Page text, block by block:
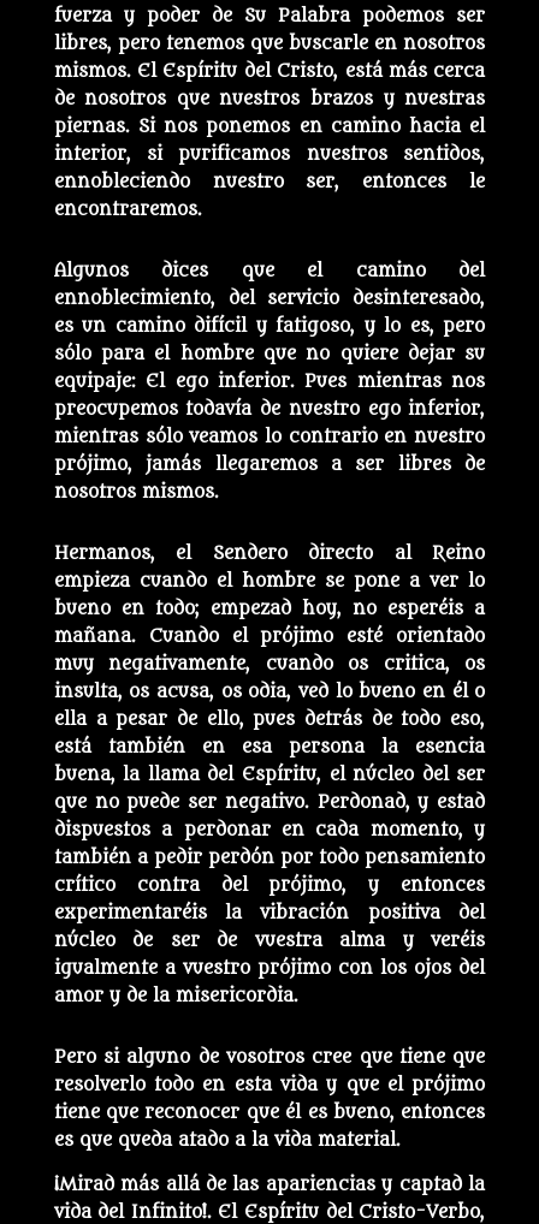
fuerza y poder de Su Palabra podemos ser
libres, pero tenemos que buscarle en nosotros
mismos. El Espíritu del Cristo, está más cerca
de nosotros que nuestros brazos y nuestras
piernas. Si nos ponemos en camino hacia el
interior, si purificamos nuestros sentidos,
ennobleciendo nuestro ser, entonces le
encontraremos.
Algunos dices que el camino del
ennoblecimiento, del servicio desinteresado,
es un camino difícil y fatigoso, y lo es, pero
sólo para el hombre que no quiere dejar su
equipaje: El ego inferior. Pues mientras nos
preocupemos todavía de nuestro ego inferior,
mientras sólo veamos lo contrario en nuestro
prójimo, jamás llegaremos a ser libres de
nosotros mismos.
Hermanos, el Sendero directo al Reino
empieza cuando el hombre se pone a ver lo
bueno en todo; empezad hoy, no esperéis a
mañana. Cuando el prójimo esté orientado
muy negativamente, cuando os critica, os
insulta, os acusa, os odia, ved lo bueno en él o
ella a pesar de ello, pues detrás de todo eso,
está también en esa persona la esencia
buena, la llama del Espíritu, el núcleo del ser
que no puede ser negativo. Perdonad, y estad
dispuestos a perdonar en cada momento, y
también a pedir perdón por todo pensamiento
crítico contra del prójimo, y entonces
experimentaréis la vibración positiva del
núcleo de ser de vuestra alma y veréis
igualmente a vuestro prójimo con los ojos del
amor y de la misericordia.
Pero si alguno de vosotros cree que tiene que
resolverlo todo en esta vida y que el prójimo
tiene que reconocer que él es bueno, entonces
es que queda atado a la vida material.
¡Mirad más allá de las apariencias y captad la
vida del Infinito!. El Espíritu del Cristo-Verbo,